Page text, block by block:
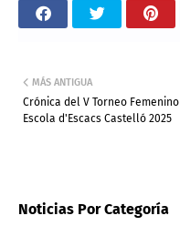
MÁS ANTIGUA
Crónica del V Torneo Femenino
Escola d'Escacs Castelló 2025
Noticias Por Categoría